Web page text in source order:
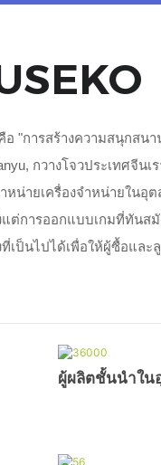
"การสร้างความสนุกสน
กวางโจวประเทศจีนเ
หน่ายเครื่องจำหน่ายในอุ
ต่การออกแบบเกมที่ทันส
เป็นไปได้เพื่อให้ผู้ซื้อและ
ผู้ผลิตชั้นนำใน